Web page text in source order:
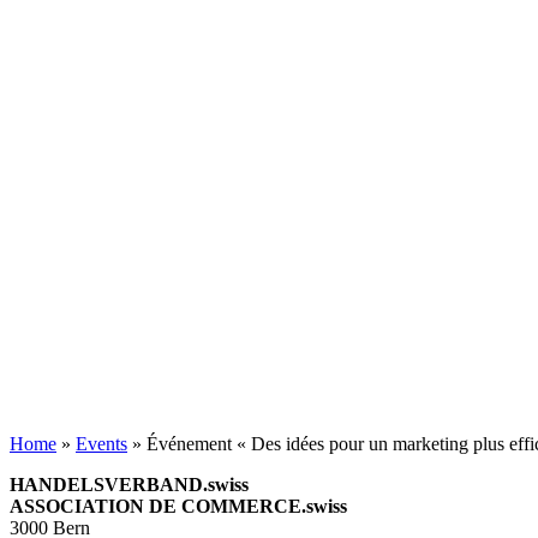
Home » Events » Événement « Des idées pour un marketing plus
HANDELSVERBAND.swiss
ASSOCIATION DE COMMERCE.swiss
3000 Bern